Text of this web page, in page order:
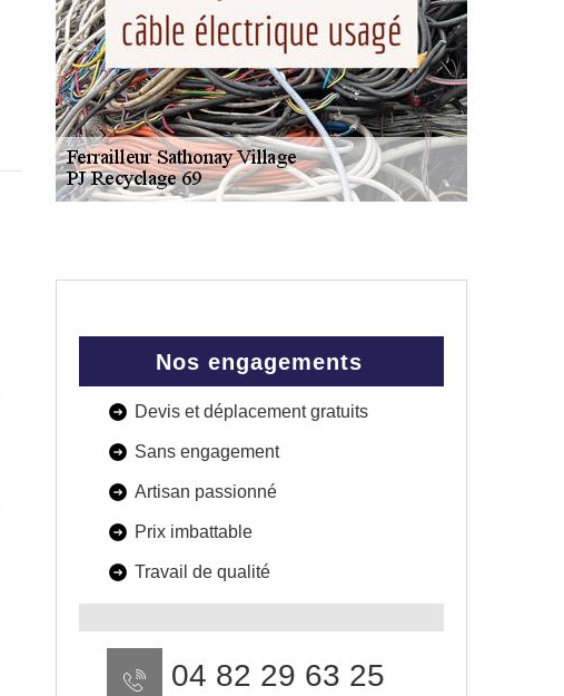
Nos engagements
Devis et déplacement gratuits
Sans engagement
Artisan passionné
Prix imbattable
Travail de qualité
04 82 29 63 25